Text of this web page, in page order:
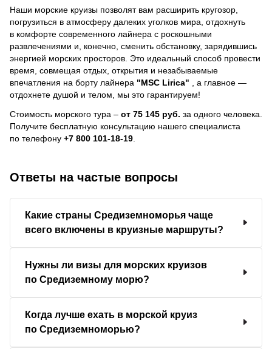
Наши морские круизы позволят вам расширить кругозор,
погрузиться в атмосферу далеких уголков мира, отдохнуть
в комфорте современного лайнера с роскошными
развлечениями и, конечно, сменить обстановку, зарядившись
энергией морских просторов. Это идеальный способ провести
время, совмещая отдых, открытия и незабываемые
впечатления на борту лайнера "MSC Lirica"
, a главное —
отдохнете душой и телом, мы это гарантируем!
Стоимость морского тура – от 75 145 руб. за одного человека.
Получите бесплатную консультацию нашего специалиста
по телефону +7 800 101-18-19
Ответы на частые вопросы
Какие страны Средиземноморья чаще
всего включены в круизные маршруты?
Нужны ли визы для морских круизов
по Средиземному морю?
Когда лучше ехать в морской круиз
по Средиземноморью?